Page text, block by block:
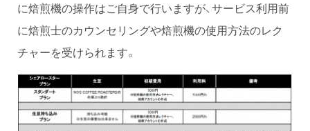
に焙煎機の操作はご自身で行いますが、サービス利用前
に焙煎士のカウンセリングや焙煎機の使用方法のレク
チャーを受けられます。